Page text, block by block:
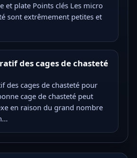
et plate Points clés Les micro
sont extrêmement petites et
des cages de chasteté
des cages de chasteté pour
cage de chasteté peut
en raison du grand nombre